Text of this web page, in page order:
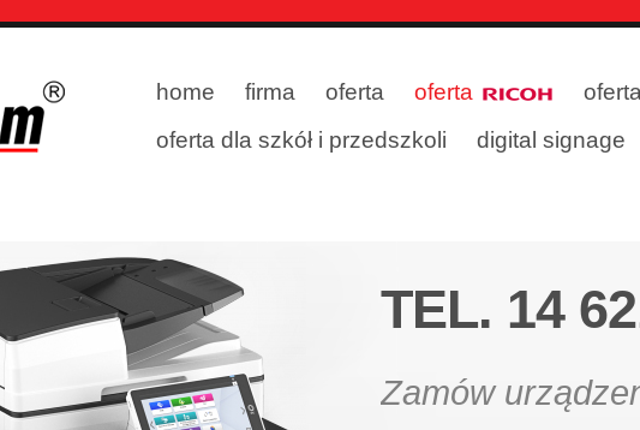
home firma oferta oferta
oferta dla szkół i przedszkoli
digital signage
TEL. 14
Zamów